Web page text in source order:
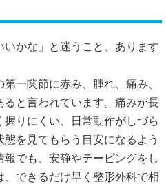
いかな」と迷うこと、あります
一関節に赤み、腫れ、痛み、
と言われています。痛みが長
りにくい、日常動作がしづら
を見てもらう目安になるよう
でも、安静やテーピングをし
できるだけ早く整形外科で相